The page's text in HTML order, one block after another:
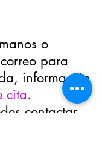
o
para
información
cita.
contactar